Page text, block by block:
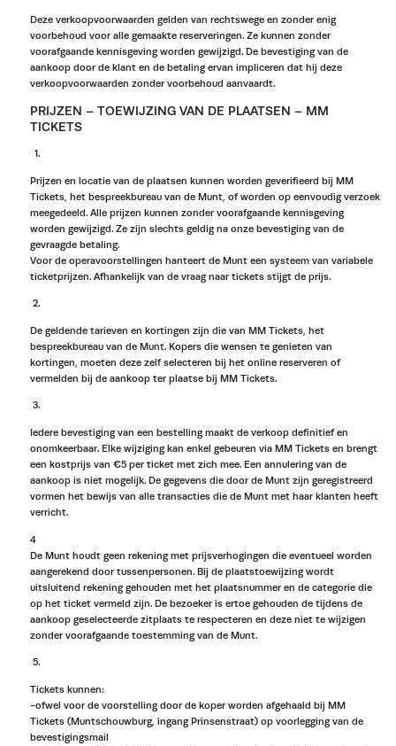
Deze verkoopvoorwaarden gelden van rechtswege en zonder enig
voorbehoud voor alle gemaakte reserveringen. Ze kunnen zonder
voorafgaande kennisgeving worden gewijzigd. De bevestiging van de
aankoop door de klant en de betaling ervan impliceren dat hij deze
verkoopvoorwaarden zonder voorbehoud aanvaardt.
PRIJZEN – TOEWIJZING VAN DE PLAATSEN – MM
TICKETS
Prijzen en locatie van de plaatsen kunnen worden geverifieerd bij MM
Tickets, het bespreekbureau van de Munt, of worden op eenvoudig verzoek
meegedeeld. Alle prijzen kunnen zonder voorafgaande kennisgeving
worden gewijzigd. Ze zijn slechts geldig na onze bevestiging van de
gevraagde betaling.
Voor de operavoorstellingen hanteert de Munt een systeem van variabele
ticketprijzen. Afhankelijk van de vraag naar tickets stijgt de prijs.
De geldende tarieven en kortingen zijn die van MM Tickets, het
bespreekbureau van de Munt. Kopers die wensen te genieten van
kortingen, moeten deze zelf selecteren bij het online reserveren of
vermelden bij de aankoop ter plaatse bij MM Tickets.
Iedere bevestiging van een bestelling maakt de verkoop definitief en
onomkeerbaar. Elke wijziging kan enkel gebeuren via MM Tickets en brengt
een kostprijs van €5 per ticket met zich mee. Een annulering van de
aankoop is niet mogelijk. De gegevens die door de Munt zijn geregistreerd
vormen het bewijs van alle transacties die de Munt met haar klanten heeft
verricht.
4
De Munt houdt geen rekening met prijsverhogingen die eventueel worden
aangerekend door tussenpersonen. Bij de plaatstoewijzing wordt
uitsluitend rekening gehouden met het plaatsnummer en de categorie die
op het ticket vermeld zijn. De bezoeker is ertoe gehouden de tijdens de
aankoop geselecteerde zitplaats te respecteren en deze niet te wijzigen
zonder voorafgaande toestemming van de Munt.
Tickets kunnen:
-ofwel voor de voorstelling door de koper worden afgehaald bij MM
Tickets (Muntschouwburg, ingang Prinsenstraat) op voorlegging van de
bevestigingsmail